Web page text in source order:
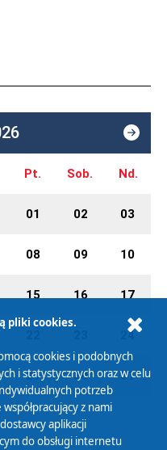
Pt. Sob. Nd.
01 02 03
08 09 10
15 16 17
24
29 30 31
pliki cookies.
cookies i podobnych
i statystycznych oraz w celu
potrzeb
z nami
aplikacji
do obsługi internetu